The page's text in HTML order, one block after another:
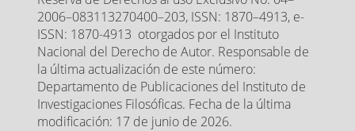
2006–083113270400–203, ISSN: 1870–4913, e-
ISSN: 1870-4913 otorgados por el Instituto
Nacional del Derecho de Autor. Responsable de
la última actualización de este número:
Departamento de Publicaciones del Instituto de
Investigaciones Filosóficas. Fecha de la última
modificación: 17 de junio de 2026.